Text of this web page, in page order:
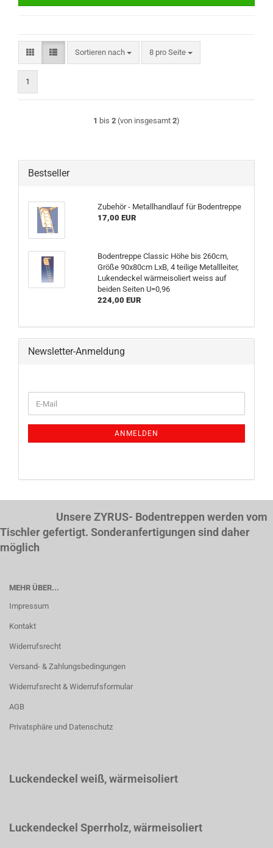
Sortieren nach
Sortieren nach 8 pro Seite
pro Seite
1
1 bis 2 (von insgesamt 2)
Bestseller
Zubehör - Metallhandlauf für Bodentreppe
17,00 EUR
Bodentreppe Classic Höhe bis 260cm,
Größe 90x80cm LxB, 4 teilige Metallleiter,
Lukendeckel wärmeisoliert weiss auf
beiden Seiten U=0,96
224,00 EUR
Newsletter-Anmeldung
ZUR
E-
Mail
ANMELDEN
Unsere ZYRUS- Bodentreppen werden vom
Tischler gefertigt. Sonderanfertigungen sind daher
möglich
MEHR ÜBER...
Impressum
Kontakt
Widerrufsrecht
Versand- & Zahlungsbedingungen
Widerrufsrecht & Widerrufsformular
AGB
Privatsphäre und Datenschutz
Luckendeckel weiß, wärmeisoliert
Luckendeckel Sperrholz, wärmeisoliert